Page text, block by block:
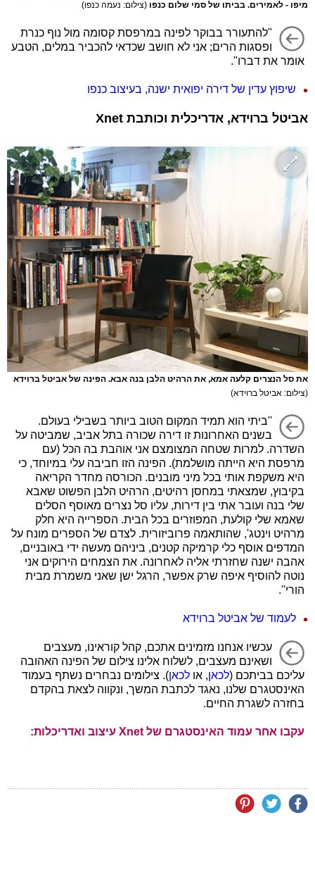
מיפו - לאמירים. בביתו של סמי שלום כנפו (צילום: נעמה כנפו)
"להתעורר בבוקר לפינה במרפסת קסומה מול נוף כנרת
ופסגות הרים; אני לא חושב שכדאי להכביר במלים, הטבע
אומר את דברו".
שיפוץ עדין של דירה יפואית ישנה, בעיצוב כנפו
אביטל ברוידא, אדריכלית וכותבת Xnet
את סל הנצרים קלעה אמא, את הרהיט הלבן בנה אבא. הפינה של אביטל ברוידא
(צילום: אביטל ברוידא)
''ביתי הוא תמיד המקום הטוב ביותר בשבילי בעולם.
בשנים האחרונות זו דירה שכורה בתל אביב, שמביטה על
השדרה. למרות שטחה המצומצם אני אוהבת בה הכל (עם
מרפסת היא הייתה מושלמת). הפינה הזו חביבה עלי במיוחד, כי
היא משקפת אותי בכל מיני מובנים. הכורסה מחדר הקריאה
בקיבוץ, שמצאתי במחסן רהיטים, הרהיט הלבן הפשוט שאבא
שלי בנה ועובר אתי בין דירות, עליו סל נצרים מאוסף הסלים
שאמא שלי קולעת, המפוזרים בכל הבית. הספרייה היא חלק
מרהיט וינטג', שהותאמה פרוביזורית. לצדם של הספרים מונח על
המדפים אוסף כלי קרמיקה קטנים, ביניהם מעשה ידי באובניים,
אהבה ישנה שחזרתי אליה לאחרונה. את הצמחים הירוקים אני
נוטה להוסיף איפה שרק אפשר, הרגל ישן שאני משמרת מבית
הורי''.
לעמוד של אביטל ברוידא
עכשיו אנחנו מזמינים אתכם, קהל קוראינו, מעצבים
ושאינם מעצבים, לשלוח אלינו צילום של הפינה האהובה
עליכם בביתכם (לכאן, או לכאן). צילומים נבחרים נשתף בעמוד
האינסטגרם שלנו, נאגד לכתבת המשך, ונקווה לצאת בהקדם
בחזרה לשגרת החיים.
עקבו אחר עמוד האינסטגרם של Xnet עיצוב ואדריכלות: